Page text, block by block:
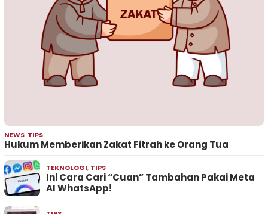
NEWS, TIPS
Hukum Memberikan Zakat Fitrah ke Orang Tua
TEKNOLOGI, TIPS
Ini Cara Cari “Cuan” Tambahan Pakai Meta
AI WhatsApp!